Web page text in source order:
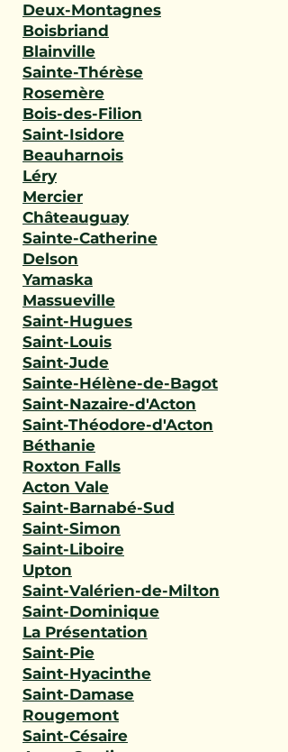
Deux-Montagnes
Boisbriand
Blainville
Sainte-Thérèse
Rosemère
Bois-des-Filion
Saint-Isidore
Beauharnois
Léry
Mercier
Châteauguay
Sainte-Catherine
Delson
Yamaska
Massueville
Saint-Hugues
Saint-Louis
Saint-Jude
Sainte-Hélène-de-Bagot
Saint-Nazaire-d'Acton
Saint-Théodore-d'Acton
Béthanie
Roxton Falls
Acton Vale
Saint-Barnabé-Sud
Saint-Simon
Saint-Liboire
Upton
Saint-Valérien-de-Milton
Saint-Dominique
La Présentation
Saint-Pie
Saint-Hyacinthe
Saint-Damase
Rougemont
Saint-Césaire